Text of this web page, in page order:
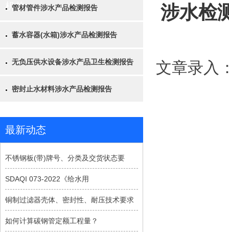
机构
管材管件涉水产品检测报告
蓄水容器(水箱)涉水产品检测报告
无负压供水设备涉水产品卫生检测报告
密封止水材料涉水产品检测报告
最新动态
不锈钢板(带)牌号、分类及交货状态要
SDAQI 073-2022《给水用
铜制过滤器壳体、密封性、耐压技术要求
如何计算碳钢管定额工程量？
涉水检
文章录入